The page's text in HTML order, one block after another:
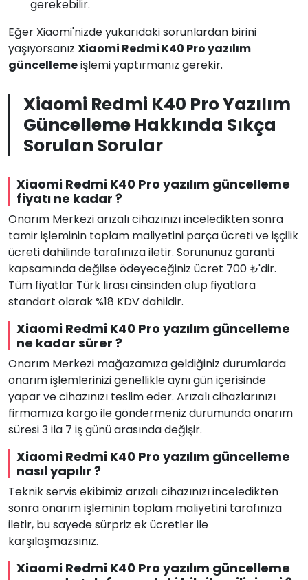
gerekebilir.
Eğer Xiaomi'nizde yukarıdaki sorunlardan birini
yaşıyorsanız Xiaomi Redmi K40 Pro yazılım
güncellemeişlemi yaptırmanız gerekir.
Xiaomi Redmi K40 Pro Yazılım
Güncelleme Hakkında Sıkça
Sorulan Sorular
Xiaomi Redmi K40 Pro yazılım güncelleme
fiyatı ne kadar ?
Onarım Merkezi arızalı cihazınızı inceledikten sonra
tamir işleminin toplam maliyetini parça ücreti ve işçilik
ücreti dahilinde tarafınıza iletir. Sorununuz garanti
kapsamında değilse ödeyeceğiniz ücret 700 ₺'dir.
Tüm fiyatlar Türk lirası cinsinden olup fiyatlara
standart olarak %18 KDV dahildir.
Xiaomi Redmi K40 Pro yazılım güncelleme
ne kadar sürer ?
Onarım Merkezi mağazamıza geldiğiniz durumlarda
onarım işlemlerinizi genellikle aynı gün içerisinde
yapar ve cihazınızı teslim eder. Arızalı cihazlarınızı
firmamıza kargo ile göndermeniz durumunda onarım
süresi 3 ila 7 iş günü arasında değişir.
Xiaomi Redmi K40 Pro yazılım güncelleme
nasıl yapılır ?
Teknik servis ekibimiz arızalı cihazınızı inceledikten
sonra onarım işleminin toplam maliyetini tarafınıza
iletir, bu sayede sürpriz ek ücretler ile
karşılaşmazsınız.
Xiaomi Redmi K40 Pro yazılım güncelleme